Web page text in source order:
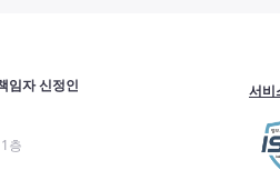
임자 신정인
층
서비